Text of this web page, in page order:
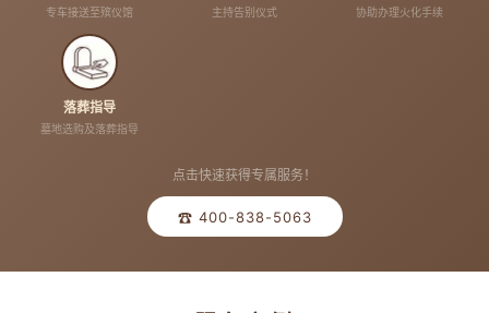
专车接送至殡仪馆 主持告别仪式 协助办理火化手续
落葬指导
墓地选购及落葬指导
点击快速获得专属服务！
☎ 400-838-5063